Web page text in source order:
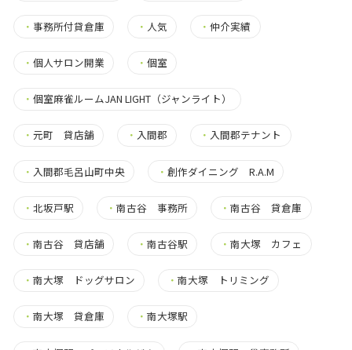
・ 事務所付貸倉庫 ・ 人気 ・仲介実績
・ 個人サロン開業 ・個室
・ 個室麻雀ルームJAN LIGHT（ジャンライト）
・ 元町 貸店舗 ・ 入間郡 ・ 入間郡テナント
・ 入間郡毛呂山町中央 ・創作ダイニング R.A.M
・ 北坂戸駅 ・南古谷 事務所 ・南古谷 貸倉庫
・ 南古谷 貸店舗 ・南古谷駅 ・南大塚 カフェ
・ 南大塚 ドッグサロン ・南大塚 トリミング
・ 南大塚 貸倉庫 ・南大塚駅